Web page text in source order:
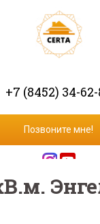
+7 (8452) 34-
Позвоните мне!